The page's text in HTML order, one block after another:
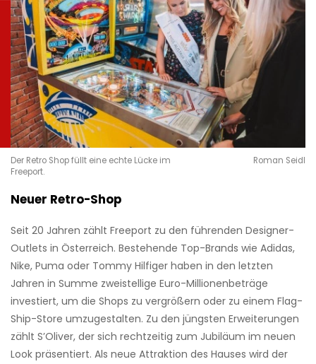
Der Retro Shop füllt eine echte Lücke im
Freeport.
Roman Seidl
Neuer Retro-Shop
Seit 20 Jahren zählt Freeport zu den führenden Designer-
Outlets in Österreich. Bestehende Top-Brands wie Adidas,
Nike, Puma oder Tommy Hilfiger haben in den letzten
Jahren in Summe zweistellige Euro-Millionenbeträge
investiert, um die Shops zu vergrößern oder zu einem Flag-
Ship-Store umzugestalten. Zu den jüngsten Erweiterungen
zählt S’Oliver, der sich rechtzeitig zum Jubiläum im neuen
Look präsentiert. Als neue Attraktion des Hauses wird der